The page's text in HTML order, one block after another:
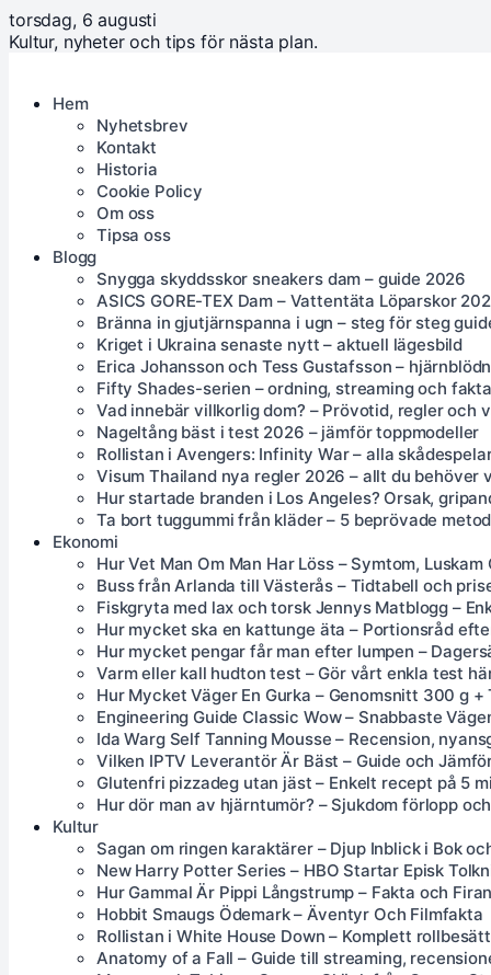
torsdag, 6 augusti
Kultur, nyheter och tips för nästa plan.
Hem
Nyhetsbrev
Kontakt
Historia
Cookie Policy
Om oss
Tipsa oss
Blogg
Snygga skyddsskor sneakers dam – guide 2026
ASICS GORE-TEX Dam – Vattentäta Löparskor
Bränna in gjutjärnspanna i ugn – steg för steg
Kriget i Ukraina senaste nytt – aktuell lägesbild
Erica Johansson och Tess Gustafsson –
Fifty Shades-serien – ordning, streaming och fakta
Vad innebär villkorlig dom? – Prövotid, regler och
Nageltång bäst i test 2026 – jämför toppmodeller
Rollistan i Avengers: Infinity War – alla
Visum Thailand nya regler 2026 – allt du behöver
Hur startade branden i Los Angeles? Orsak,
Ta bort tuggummi från kläder – 5 beprövade
Ekonomi
Hur Vet Man Om Man Har Löss – Symtom, Luskam
Buss från Arlanda till Västerås – Tidtabell och
Fiskgryta med lax och torsk Jennys Matblogg –
Hur mycket ska en kattunge äta – Portionsråd
Hur mycket pengar får man efter lumpen –
Varm eller kall hudton test – Gör vårt enkla test
Hur Mycket Väger En Gurka – Genomsnitt 300 g +
Engineering Guide Classic Wow – Snabbaste
Ida Warg Self Tanning Mousse – Recension,
Vilken IPTV Leverantör Är Bäst – Guide och
Glutenfri pizzadeg utan jäst – Enkelt recept på 5
Hur dör man av hjärntumör? – Sjukdom förlopp
Kultur
Sagan om ringen karaktärer – Djup Inblick i Bok
New Harry Potter Series – HBO Startar Episk
Hur Gammal Är Pippi Långstrump – Fakta och
Hobbit Smaugs Ödemark – Äventyr Och Filmfakta
Rollistan i White House Down – Komplett
Anatomy of a Fall – Guide till streaming,